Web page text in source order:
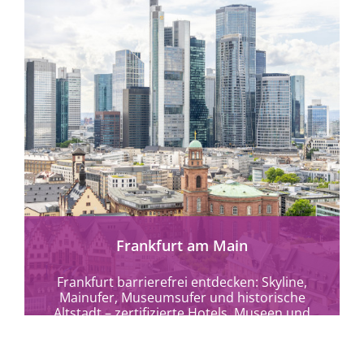
mehr erfahren
Frankfurt am Main
Frankfurt barrierefrei entdecken: Skyline,
Mainufer, Museumsufer und historische
Altstadt – zertifizierte Hotels, Museen und